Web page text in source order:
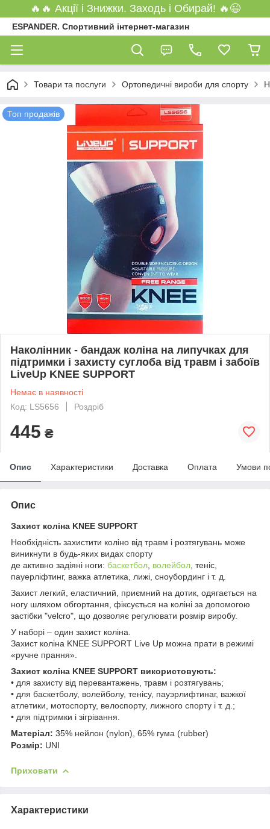
🔥🔥 Акції і Знижки. Заходь і Обирай! 🔥😉
ESPANDER. Спортивний інтернет-магазин
Товари та послуги Ортопедичні вироби для спорту
Топ продажів
Наколінник - бандаж коліна на липучках для
підтримки і захисту суглоба від травм і забоїв
LiveUp KNEE SUPPORT
Немає в наявності
Код: LS5656
Роздріб
445 ₴
Опис Характеристики Доставка Оплата Умови
Опис
Захист коліна KNEE SUPPORT
Необхідність захистити коліно від травм і розтягувань може
виникнути в будь-яких видах спорту
де активно задіяні ноги: баскетбол волейбол , теніс,
пауерліфтинг, важка атлетика, лижі, сноубординг і т. д.
Захист легкий, еластичний, приємний на дотик, одягається на
ногу шляхом обгортання, фіксується на коліні за допомогою
застібки "velcro", що дозволяє регулювати розмір виробу.
У наборі – один захист коліна.
Захист коліна KNEE SUPPORT Live Up можна прати в режимі
«ручне прання».
Захист коліна KNEE SUPPORT використовують:
• для захисту від перевантажень, травм і розтягувань;
• для баскетболу, волейболу, тенісу, пауэрлифтинаг, важкої
атлетики, мотоспорту, велоспорту, лижного спорту і т. д.;
• для підтримки і зігрівання.
Матеріал: 35% нейлон (nylon), 65% гума (rubber)
Розмір: UNI
Приховати
Характеристики